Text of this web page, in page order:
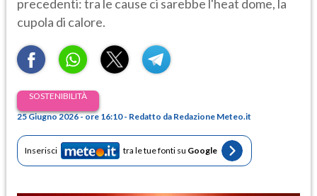
precedenti: tra le cause ci sarebbe l'heat dome, la
cupola di calore.
SOSTENIBILITÀ
25 Giugno 2026 - ore 16:10 - Redatto da Redazione Meteo.it
Inserisci tra le tue fonti su Google